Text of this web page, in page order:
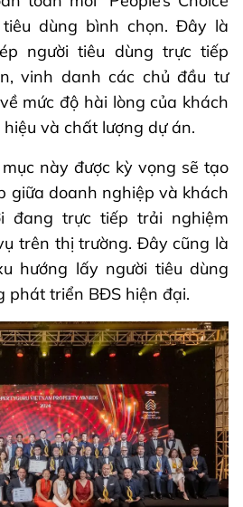
dùng bình chọn. Đây là
người tiêu dùng trực tiếp
vinh danh các chủ đầu tư
mức độ hài lòng của khách
và chất lượng dự án.
này được kỳ vọng sẽ tạo
giữa doanh nghiệp và khách
đang trực tiếp trải nghiệm
trên thị trường. Đây cũng là
hướng lấy người tiêu dùng
phát triển BĐS hiện đại.